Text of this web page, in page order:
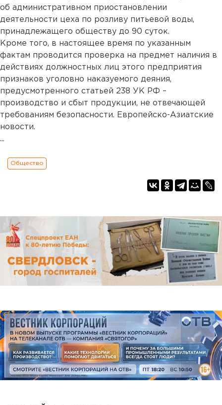
об административном приостановлении
деятельности цеха по розливу питьевой воды,
принадлежащего обществу до 90 суток.
Кроме того, в настоящее время по указанным
фактам проводится проверка на предмет наличия в
действиях должностных лиц этого предприятия
признаков уголовно наказуемого деяния,
предусмотренного статьей 238 УК РФ –
производство и сбыт продукции, не отвечающей
требованиям безопасности. Европейско-Азиатские
новости.
...
Общество